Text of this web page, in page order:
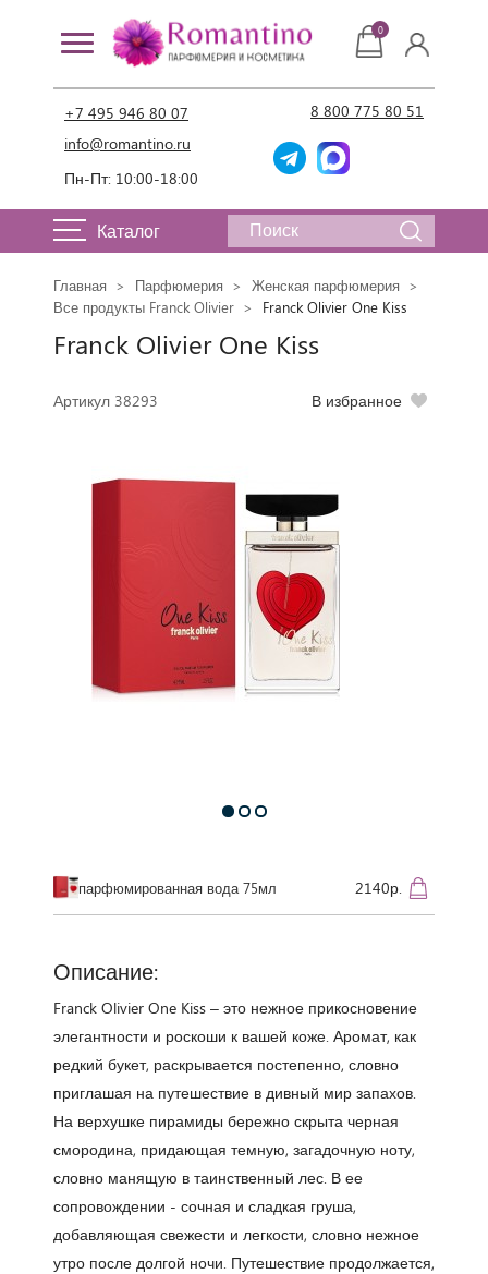
+7 495 946 80 07
info@romantino.ru
Пн-Пт: 10:00-18:00
8 800 775 80 51
0
Каталог
Главная Парфюмерия
Женская парфюмерия
Все продукты Franck Olivier
Franck Olivier One Kiss
Franck Olivier One Kiss
Артикул 38293 В избранное
парфюмированная вода 75мл 2140р.
Описание:
Franck Olivier One Kiss – это нежное прикосновение
элегантности и роскоши к вашей коже. Аромат, как
редкий букет, раскрывается постепенно, словно
приглашая на путешествие в дивный мир запахов.
На верхушке пирамиды бережно скрыта черная
смородина, придающая темную, загадочную ноту,
словно манящую в таинственный лес. В ее
сопровождении - сочная и сладкая груша,
добавляющая свежести и легкости, словно нежное
утро после долгой ночи. Путешествие продолжается,